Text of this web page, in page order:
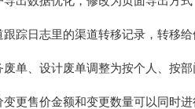
跟踪日志里的渠道转移记录，转移
废单、设计废单调整为按个人、按
变更售价金额和变更数量可以同时进